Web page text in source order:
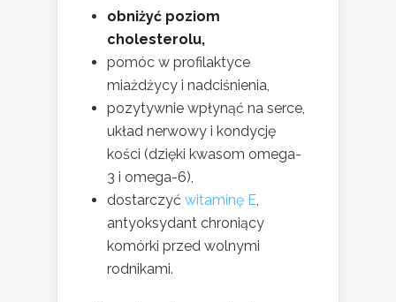
obniżyć poziom
cholesterolu,
pomóc w profilaktyce
miażdżycy i nadciśnienia,
pozytywnie wpłynąć na serce,
układ nerwowy i kondycję
kości (dzięki kwasom omega-
3 i omega-6),
dostarczyć witaminę E,
antyoksydant chroniący
komórki przed wolnymi
rodnikami.